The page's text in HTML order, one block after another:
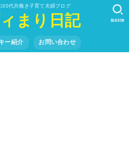
30代共働き子育て夫婦ブログ
まり日記
ー紹介 お問い合わせ
SEARCH